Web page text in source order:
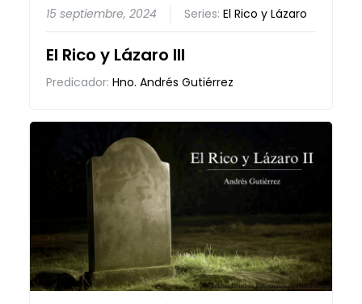
15 septiembre, 2024 Series:El Rico y Lázaro
El Rico y Lázaro III
Predicador:Hno. Andrés Gutiérrez